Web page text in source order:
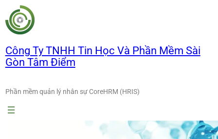
Chuyển
đến
phần
dung
Công Ty TNHH Tin Học Và Phần Mềm Sài
Gòn Tâm Điểm
Phần mềm quản lý nhân sự CoreHRM (HRIS)